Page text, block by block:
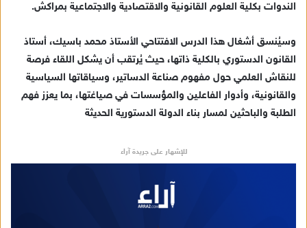
الندوات بكلية العلوم القانونية والاقتصادية والاجتماعية بمراكش.
وسيُنسق أشغال هذا الدرس الافتتاحي الأستاذ محمد باسيك، أستاذ
القانون الدستوري بالكلية ذاتها، حيث يُرتقب أن يشكل اللقاء فرصة
للنقاش العلمي حول مفهوم صناعة الدساتير، وسياقاتها السياسية
والقانونية، وأدوار الفاعلين والمؤسسات في صياغتها، بما يعزز فهم
الطلبة والباحثين لمسار بناء الدولة الدستورية الحديثة
للإشهار على جريدة آراء